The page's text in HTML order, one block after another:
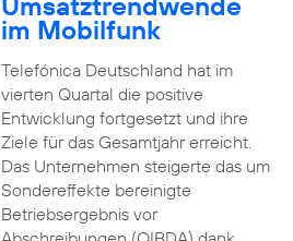
im Mobilfunk
Telefónica Deutschland hat im
vierten Quartal die positive
Entwicklung fortgesetzt und ihre
Ziele für das Gesamtjahr erreicht.
Das Unternehmen steigerte das um
Sondereffekte bereinigte
Betriebsergebnis vor